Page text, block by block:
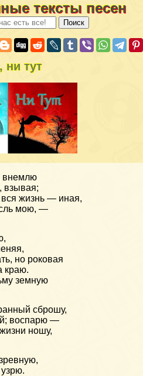
тексты песен
ни тут
внемлю
взывая;
жизнь — иная,
мою, —
но роковая
краю.
земную
сброшу,
воспарю —
ношу,